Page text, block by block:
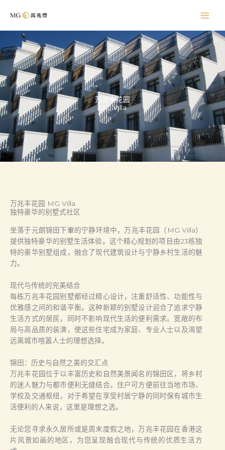
万兆丰花园
MG Villa
万兆丰花园 MG Villa
独特豪华的别墅式社区
坐落于元朗锦田下輋的宁静环境中，万兆丰花园（MG Villa）
提供独特豪华的别墅生活体验。这个精心规划的项目由23栋独
特的豪华别墅组成，融合了现代建筑设计与宁静乡村生活的魅
力。
现代与传统的完美结合
每栋万兆丰花园别墅都经过精心设计，注重舒适性、功能性与
优雅感之间的和谐平衡。这种新颖的别墅设计迎合了追求宁静
生活方式的居民，同时不影响现代生活的便利需求。宽敞的布
局与高品质的装潢，使这些住宅成为家庭、专业人士以及渴望
远离城市喧嚣人士的理想选择。
锦田：历史与自然之美的交汇点
万兆丰花园位于以丰富历史和自然美景闻名的锦田区，将乡村
的迷人魅力与都市便利无缝结合。住户可方便前往当地市场、
学校及交通枢纽，对于希望在享受村居宁静的同时保有城市生
活便利的人来说，这里是理想之选。
无论您寻求永久居所或是周末度假之地，万兆丰花园在香港这
片风景如画的地区，为您呈现融合现代与传统的优质生活方